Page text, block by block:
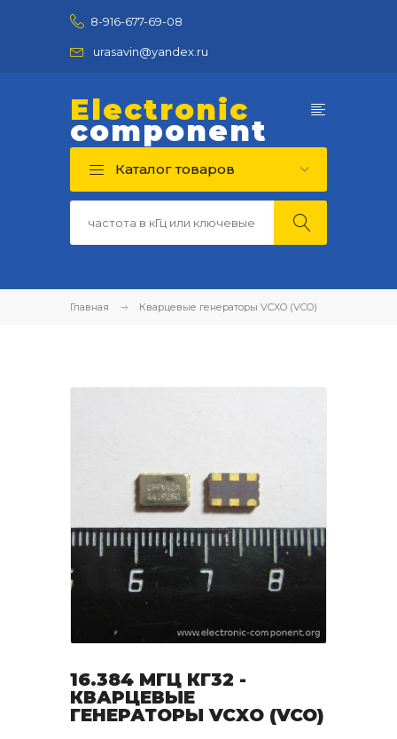
8-916-677-69-08
urasavin@yandex.ru
Electronic
component
Каталог товаров
Главная Кварцевые генераторы VCXO (VCO)
16.384 МГЦ КГ32 -
КВАРЦЕВЫЕ
ГЕНЕРАТОРЫ VCXO (VCO)